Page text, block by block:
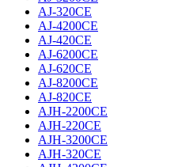
AJ-320CE
AJ-4200CE
AJ-420CE
AJ-6200CE
AJ-620CE
AJ-8200CE
AJ-820CE
AJH-2200CE
AJH-220CE
AJH-3200CE
AJH-320CE